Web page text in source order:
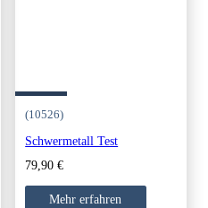
(10526)
Schwermetall Test
79,90€
Mehr erfahren